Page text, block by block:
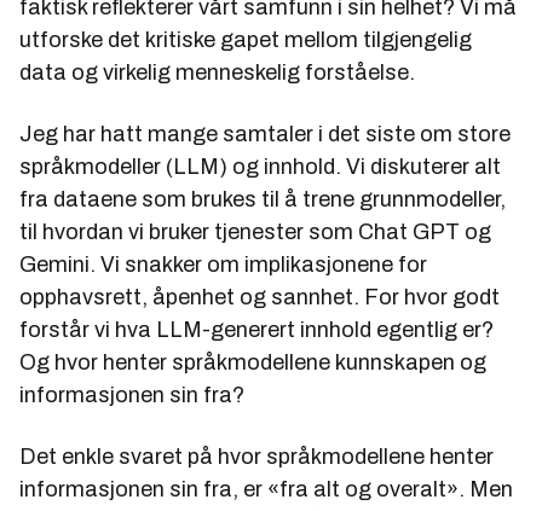
faktisk reflekterer vårt samfunn i sin helhet? Vi må
utforske det kritiske gapet mellom tilgjengelig
data og virkelig menneskelig forståelse.
Jeg har hatt mange samtaler i det siste om store
språkmodeller (LLM) og innhold. Vi diskuterer alt
fra dataene som brukes til å trene grunnmodeller,
til hvordan vi bruker tjenester som Chat GPT og
Gemini. Vi snakker om implikasjonene for
opphavsrett, åpenhet og sannhet. For hvor godt
forstår vi hva LLM-generert innhold egentlig er?
Og hvor henter språkmodellene kunnskapen og
informasjonen sin fra?
Det enkle svaret på hvor språkmodellene henter
informasjonen sin fra, er «fra alt og overalt». Men